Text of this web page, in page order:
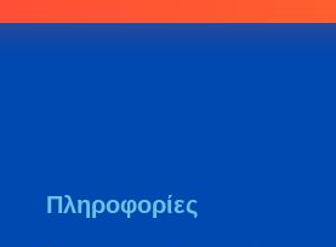
Πληροφορίες